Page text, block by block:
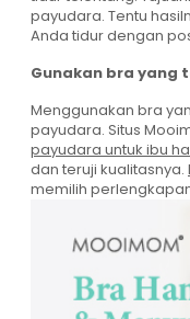
payudara. Tentu
Anda tidur dengan
Gunakan bra yang
Menggunakan bra
payudara. Situs
payudara untuk ibu
dan teruji kualitasnya.
memilih